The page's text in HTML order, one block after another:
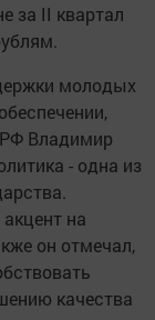
за II квартал
молодых
РФ Владимир
- одна из
на
он отмечал,
качества